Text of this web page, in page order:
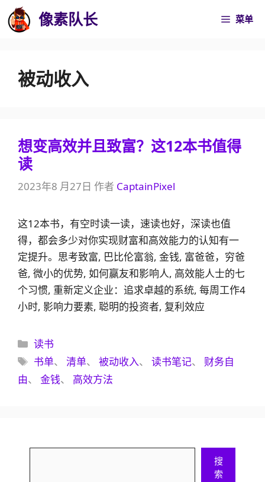
至
像素队长 菜单
被动收入
想变高效并且致富？这12本书值得
读
2023年8 月27日 作者 CaptainPixel
这12本书，有空时读一读，速读也好，深读也值
得，都会多少对你实现财富和高效能力的认知有一
定提升。思考致富, 巴比伦富翁, 金钱, 富爸爸，穷爸
爸, 微小的优势, 如何赢友和影响人, 高效能人士的七
个习惯, 重新定义企业：追求卓越的系统, 每周工作4
小时, 影响力要素, 聪明的投资者, 复利效应
分
类
读书
标
签
书单、清单、被动收入、读书笔记、 财务自
由、 金钱、 高效方法
搜
索